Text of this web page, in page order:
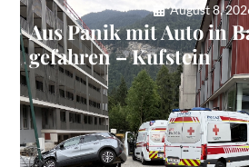
August 8,
Aus Panik mit Auto in
gefahren – Kufstein